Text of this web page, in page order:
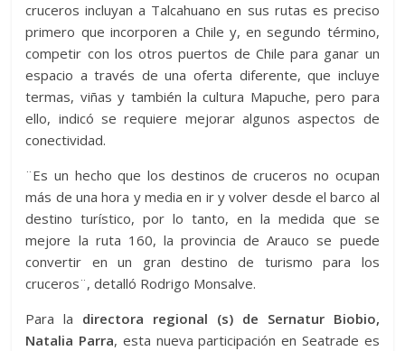
cruceros incluyan a Talcahuano en sus rutas es preciso
primero que incorporen a Chile y, en segundo término,
competir con los otros puertos de Chile para ganar un
espacio a través de una oferta diferente, que incluye
termas, viñas y también la cultura Mapuche, pero para
ello, indicó se requiere mejorar algunos aspectos de
conectividad.
¨Es un hecho que los destinos de cruceros no ocupan
más de una hora y media en ir y volver desde el barco al
destino turístico, por lo tanto, en la medida que se
mejore la ruta 160, la provincia de Arauco se puede
convertir en un gran destino de turismo para los
cruceros¨, detalló Rodrigo Monsalve.
Para la directora regional (s) de Sernatur Biobio,
Natalia Parra, esta nueva participación en Seatrade es